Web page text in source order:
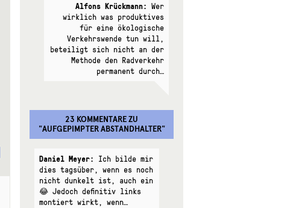
Alfons Krückmann: Wer
wirklich was produktives
für eine ökologische
Verkehrswende tun will,
beteiligt sich nicht an der
Methode den Radverkehr
permanent durch…
23 KOMMENTAREZU
"AUFGEPIMPTER ABSTANDHALTER"
Daniel Meyer: Ich bilde mir
dies tagsüber, wenn es noch
nicht dunkelt ist, auch ein
😂 Jedoch definitiv links
montiert wirkt, wenn…